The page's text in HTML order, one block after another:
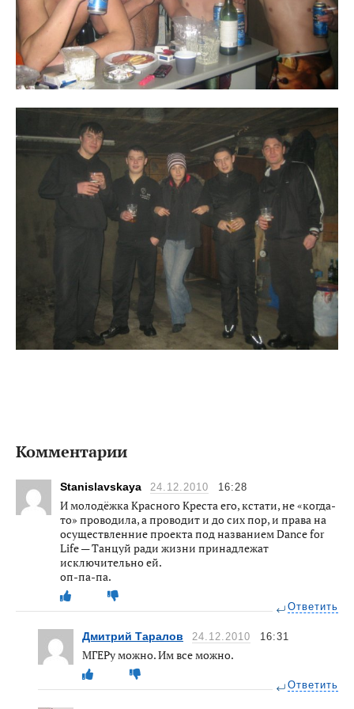
Комментарии
Stanislavskaya 24.12.2010 16:28
И молодёжка Красного Креста его, кстати, не «когда-
то» проводила, а проводит и до сих пор, и права на
осуществленние проекта под названием Dance for
Life — Танцуй ради жизни принадлежат
исключительно ей.
оп-па-па.
Ответить
Дмитрий Таралов 24.12.2010 16:31
МГЕРу можно. Им все можно.
Ответить